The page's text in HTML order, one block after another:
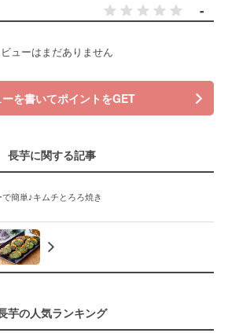
-
ューはまだありません
ーを書いてポイントをGET
長芋に関する記事
で簡単♪キムチとろろ焼き
芋の人気ランキング